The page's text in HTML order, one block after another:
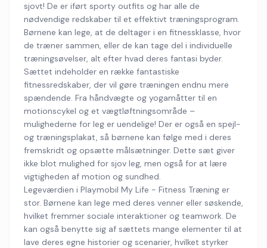
sjovt! De er iført sporty outfits og har alle de
nødvendige redskaber til et effektivt træningsprogram.
Børnene kan lege, at de deltager i en fitnessklasse, hvor
de træner sammen, eller de kan tage del i individuelle
træningsøvelser, alt efter hvad deres fantasi byder.
Sættet indeholder en række fantastiske
fitnessredskaber, der vil gøre træningen endnu mere
spændende. Fra håndvægte og yogamåtter til en
motionscykel og et vægtløftningsområde –
mulighederne for leg er uendelige! Der er også en spejl-
og træningsplakat, så børnene kan følge med i deres
fremskridt og opsætte målsætninger. Dette sæt giver
ikke blot mulighed for sjov leg, men også for at lære
vigtigheden af motion og sundhed.
Legeværdien i Playmobil My Life - Fitness Træning er
stor. Børnene kan lege med deres venner eller søskende,
hvilket fremmer sociale interaktioner og teamwork. De
kan også benytte sig af sættets mange elementer til at
lave deres egne historier og scenarier, hvilket styrker